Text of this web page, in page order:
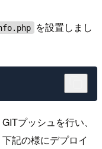
を設置しまし
プッシュを行い、
記の様にデプロイ